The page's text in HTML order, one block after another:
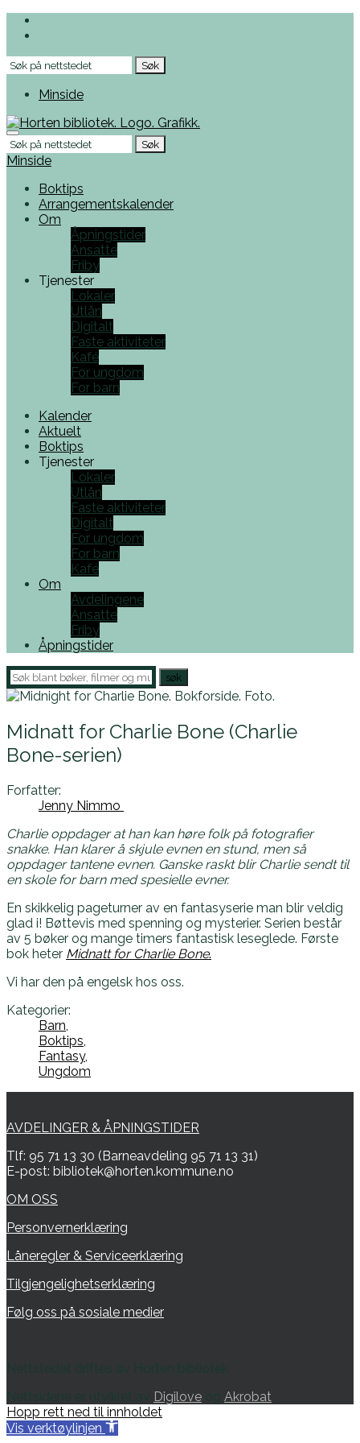
Skip
content
Søk
etter
Minside
Menu
Søk
etter
Minside
Boktips
Arrangementskalender
Om
Åpningstider
Ansatte
Friby
Tjenester
Lokaler
Utlån
Digitalt
Faste aktiviteter
Kafé
For ungdom
For barn
Kalender
Aktuelt
Boktips
Tjenester
Lokaler
Utlån
Faste aktiviteter
Digitalt
For ungdom
For barn
Kafé
Om
Avdelingene
Ansatte
Friby
Åpningstider
Midnatt for Charlie Bone (Charlie
Bone-serien)
Forfatter:
Jenny Nimmo
Charlie oppdager at han kan høre folk på fotografier
snakke. Han klarer å skjule evnen en stund, men så
oppdager tantene evnen. Ganske raskt blir Charlie sendt til
en skole for barn med spesielle evner.
En skikkelig pageturner av en fantasyserie man blir veldig
glad i! Bøttevis med spenning og mysterier. Serien består
av 5 bøker og mange timers fantastisk leseglede. Første
bok heter Midnatt for Charlie Bone.
Vi har den på engelsk hos oss.
Kategorier:
Barn,
Boktips,
Fantasy,
Ungdom
AVDELINGER & ÅPNINGSTIDER
Tlf: 95 71 13 30 (Barneavdeling 95 71 13 31)
E-post: bibliotek@horten.kommune.no
OM OSS
Personvernerklæring
Låneregler & Serviceerklæring
Tilgjengelighetserklæring
Følg oss på sosiale medier
Nettstedet driftes av Horten bibliotek
Nettsidene er utviklet av Digilove og Akrobat
Hopp rett ned til innholdet
Vis verktøylinjen